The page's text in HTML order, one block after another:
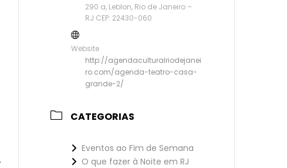
290 a, Leblon, Rio de Janeiro –
RJ CEP: 22430-060
Website
http://agendaculturalriodejanei
ro.com/agenda-teatro-casa-
grande-2/
CATEGORIAS
Eventos ao Fim de Semana
O que fazer à Noite em RJ